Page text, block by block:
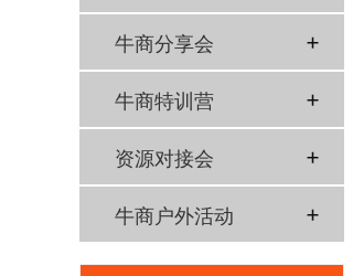
牛商分享会
牛商特训营
资源对接会
牛商户外活动